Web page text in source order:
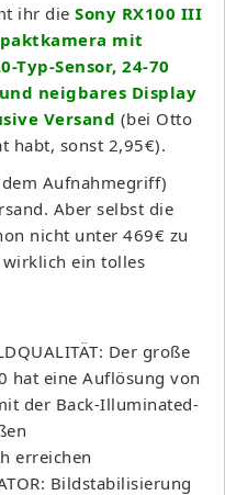
ihr die Sony RX100 III
mit
Typ-Sensor, 24-70
neigbares Display
Versand (bei Otto
habt, sonst 2,95€).
Aufnahmegriff)
Aber selbst die
nicht unter 469€ zu
ein tolles
Der große
hat eine Auflösung von
der Back-Illuminated-
erreichen
Bildstabilisierung